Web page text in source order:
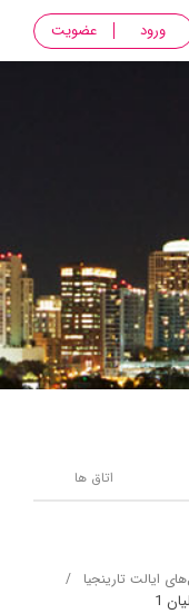
ورود عضویت
اتاق ها
ایالت تارینجیا
1